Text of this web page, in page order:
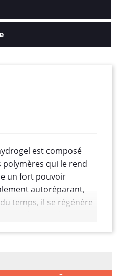
est composé
polymères qui le rend
un fort pouvoir
autoréparant,
temps, il se régénère
initial. Dites donc